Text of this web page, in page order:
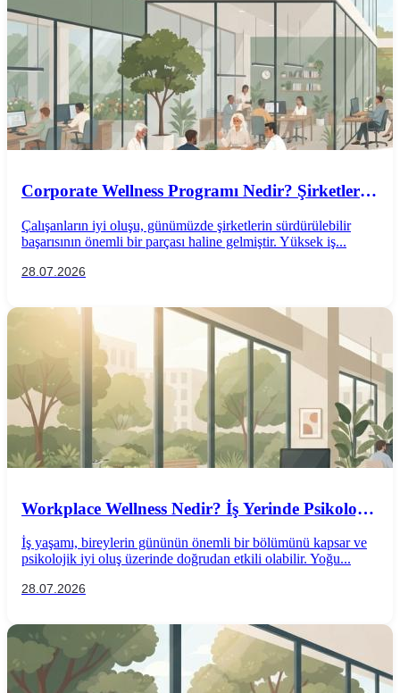
Corporate Wellness Programı Nedir? Şirketler
Çalışanların iyi oluşu, günümüzde şirketlerin sürdürülebilir
başarısının önemli bir parçası haline gelmiştir. Yüksek iş...
28.07.2026
Workplace Wellness Nedir? İş Yerinde Psikolojik
İş yaşamı, bireylerin gününün önemli bir bölümünü kapsar ve
psikolojik iyi oluş üzerinde doğrudan etkili olabilir. Yoğu...
28.07.2026